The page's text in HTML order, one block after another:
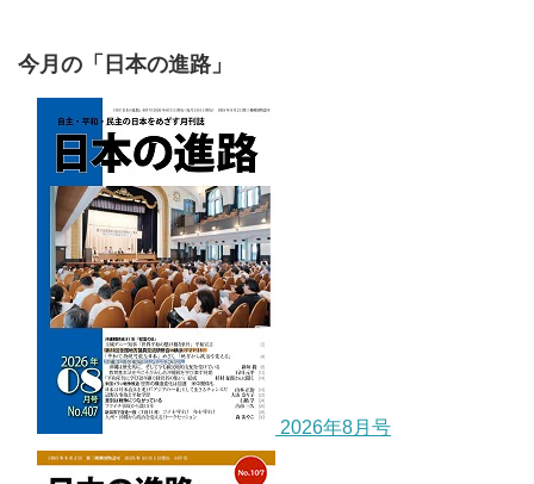
今月の「日本の進路」
2026年8月号